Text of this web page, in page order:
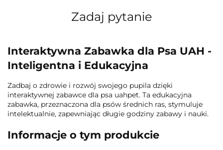
Zadaj pytanie
Interaktywna Zabawka dla Psa UAH -
Inteligentna i Edukacyjna
Zadbaj o zdrowie i rozwój swojego pupila dzięki
interaktywnej zabawce dla psa uahpet. Ta edukacyjna
zabawka, przeznaczona dla psów średnich ras, stymuluje
intelektualnie, zapewniając długie godziny zabawy i nauki.
Informacje o tym produkcie